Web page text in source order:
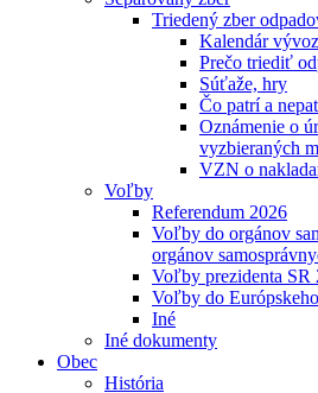
Triedený zber
Kalendár
Prečo triediť
Súťaže, hry
Čo patrí a
Oznámenie o
vyzbieraných
VZN o
Voľby
Referendum 2026
Voľby do orgánov
orgánov
Voľby prezidenta SR
Voľby do
Iné
Iné dokumenty
Obec
História